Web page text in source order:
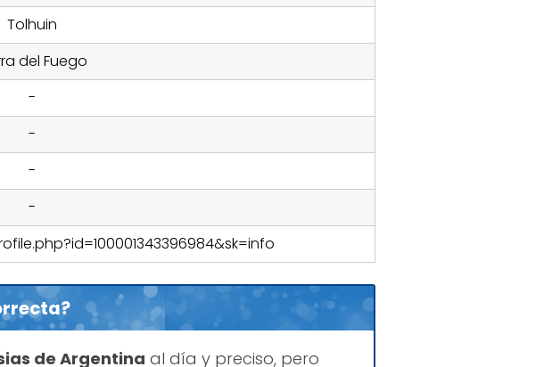
Tolhuin
del Fuego
-
-
-
-
de Argentina al día y preciso, pero